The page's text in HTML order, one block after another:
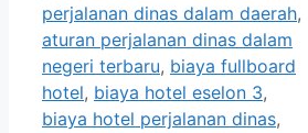
perjalanan dinas dalam daerah,
aturan perjalanan dinas dalam
negeri terbaru, biaya fullboard
hotel, biaya hotel eselon 3,
biaya hotel perjalanan dinas,